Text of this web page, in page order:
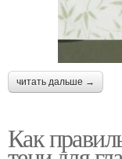
читать дальше →
Как